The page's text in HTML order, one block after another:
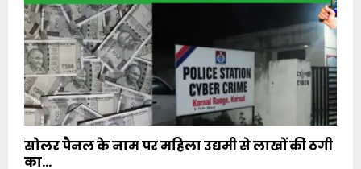
सोलर पैनल के नाम पर महिला उद्यमी से लाखों की ठगी
का...